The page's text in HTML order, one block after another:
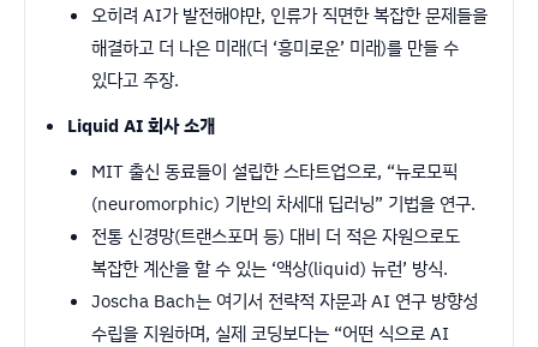
오히려 AI가 발전해야만, 인류가 직면한 복잡한 문제들을
해결하고 더 나은 미래(더 ‘흥미로운’ 미래)를 만들 수
있다고 주장.
Liquid AI 회사 소개
MIT 출신 동료들이 설립한 스타트업으로, “뉴로모픽
(neuromorphic) 기반의 차세대 딥러닝” 기법을 연구.
전통 신경망(트랜스포머 등) 대비 더 적은 자원으로도
복잡한 계산을 할 수 있는 ‘액상(liquid) 뉴런’ 방식.
Joscha Bach는 여기서 전략적 자문과 AI 연구 방향성
수립을 지원하며, 실제 코딩보다는 “어떤 식으로 AI